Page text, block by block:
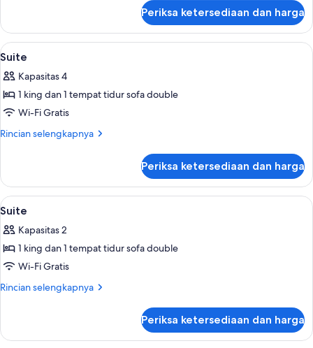
Suite
Periksa ketersediaan dan harga
Lihat
semua
foto
untuk
Suite
Seprai premium, tempat tidur Select
4
Suite
Kapasitas 4
1 king dan 1 tempat tidur sofa double
Wi-Fi Gratis
Rincian selengkapnya
Rincian
Suite
Periksa ketersediaan dan harga
Lihat
semua
foto
untuk
Suite
Seprai premium, tempat tidur Select
6
Suite
Kapasitas 2
1 king dan 1 tempat tidur sofa double
Wi-Fi Gratis
Rincian selengkapnya
Rincian
Suite
Periksa ketersediaan dan harga